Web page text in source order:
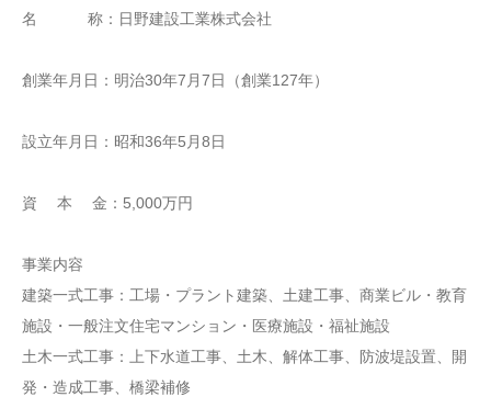
名 称：日野建設工業株式会社
創業年月日：明治30年7月7日（創業127年）
設立年月日：昭和36年5月8日
資 本 金：5,000万円
事業内容
建築一式工事：工場・プラント建築、土建工事、商業ビル・教育
施設・一般注文住宅マンション・医療施設・福祉施設
土木一式工事：上下水道工事、土木、解体工事、防波堤設置、開
発・造成工事、橋梁補修